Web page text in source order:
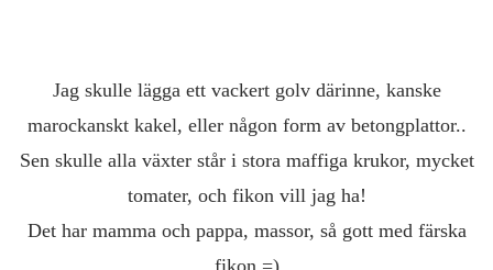
Jag skulle lägga ett vackert golv därinne, kanske
marockanskt kakel, eller någon form av betongplattor..
Sen skulle alla växter står i stora maffiga krukor, mycket
tomater, och fikon vill jag ha!
Det har mamma och pappa, massor, så gott med färska